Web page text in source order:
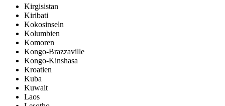
Kirgisistan
Kiribati
Kokosinseln
Kolumbien
Komoren
Kongo-Brazzaville
Kongo-Kinshasa
Kroatien
Kuba
Kuwait
Laos